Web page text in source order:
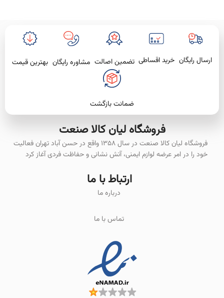
ارسال رایگان خرید اقساطی تضمین اصالت مشاوره رایگان بهترین قیمت
ضمانت بازگشت
فروشگاه لیان‌ کالا صنعت
فروشگاه لیان کالا صنعت در سال ۱۳۵۸ واقع در حسن آباد تهران فعالیت
خود را در امر عرضه لوازم ایمنی، آتش نشانی و حفاظت فردی آغاز کرد
ارتباط با ما
درباره ما
تماس با ما